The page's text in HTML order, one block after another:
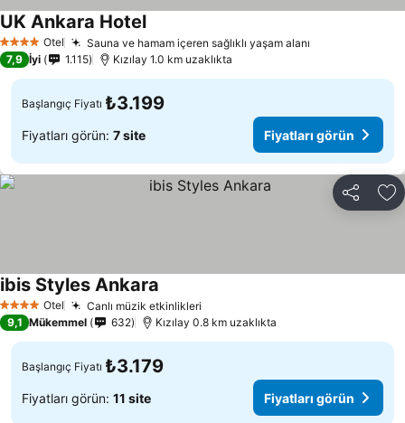
4 Yıldız Otel Sauna ve hamam içeren sağlıklı yaşam alanı
UK Ankara Hotel
7,9 İyi 1.115 Kızılay 1.0 km uzaklıkta
Başlangıç Fiyatı ₺3.199
Fiyatları görün: 7 site Fiyatları görün
Paylaş
4 Yıldız Otel Canlı müzik etkinlikleri
ibis Styles Ankara
9,1 Mükemmel 632 Kızılay 0.8 km uzaklıkta
Başlangıç Fiyatı ₺3.179
Fiyatları görün: 11 site Fiyatları görün